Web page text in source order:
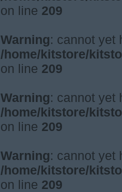
on line 209
Warning: cannot yet
/home/kitstore/
on line 209
Warning: cannot yet
/home/kitstore/
on line 209
Warning: cannot yet
/home/kitstore/
on line 209